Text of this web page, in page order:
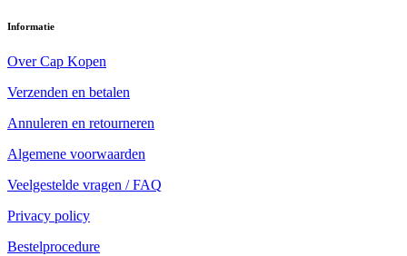
Informatie
Over Cap Kopen
Verzenden en betalen
Annuleren en retourneren
Algemene voorwaarden
Veelgestelde vragen / FAQ
Privacy policy
Bestelprocedure